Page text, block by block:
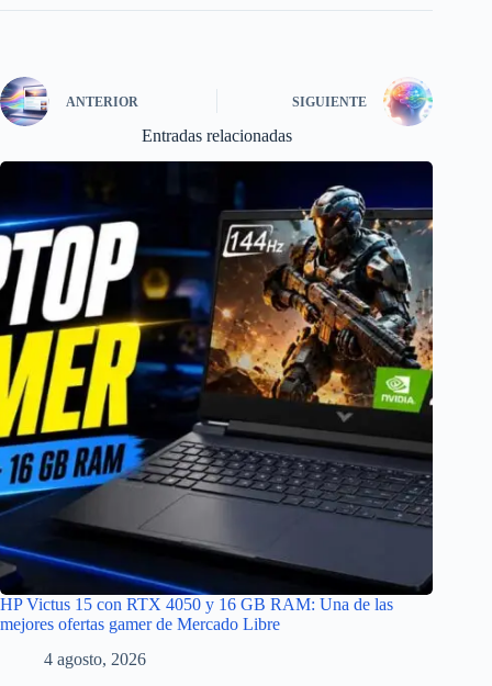
ANTERIOR SIGUIENTE
Entradas relacionadas
HP Victus 15 con RTX 4050 y 16 GB RAM: Una de las
mejores ofertas gamer de Mercado Libre
4 agosto, 2026